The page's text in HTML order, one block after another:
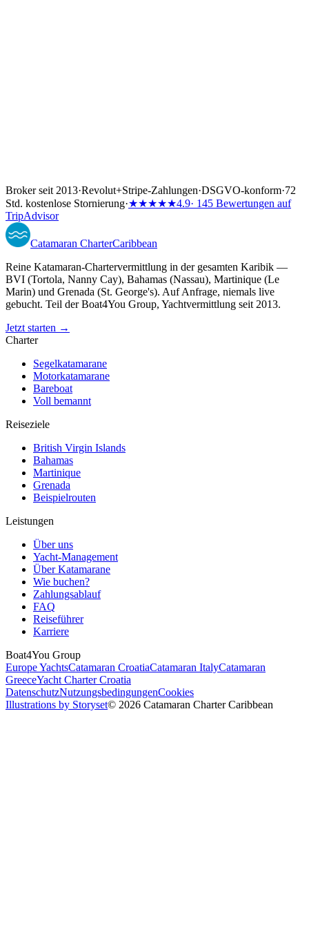
Broker seit 2013·Revolut+Stripe-Zahlungen·DSGVO-konform·72
Std. kostenlose Stornierung·★★★★★4.9· 145 Bewertungen auf
TripAdvisor
Catamaran CharterCaribbean
Reine Katamaran-Chartervermittlung in der gesamten Karibik —
BVI (Tortola, Nanny Cay), Bahamas (Nassau), Martinique (Le
Marin) und Grenada (St. George's). Auf Anfrage, niemals live
gebucht. Teil der Boat4You Group, Yachtvermittlung seit 2013.
Jetzt starten →
Charter
Segelkatamarane
Motorkatamarane
Bareboat
Voll bemannt
Reiseziele
British Virgin Islands
Bahamas
Martinique
Grenada
Beispielrouten
Leistungen
Über uns
Yacht-Management
Über Katamarane
Wie buchen?
Zahlungsablauf
FAQ
Reiseführer
Karriere
Boat4You Group
Europe YachtsCatamaran CroatiaCatamaran ItalyCatamaran
GreeceYacht Charter Croatia
DatenschutzNutzungsbedingungenCookies
Illustrations by Storyset© 2026 Catamaran Charter Caribbean